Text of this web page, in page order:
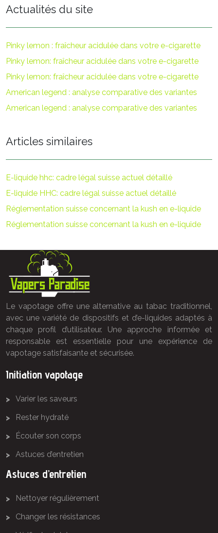
Actualités du site
Pinky lemon : fraîcheur acidulée dans votre e-cigarette
Pinky lemon: fraîcheur acidulée dans votre e-cigarette
Pinky lemon: fraîcheur acidulée dans votre e-cigarette
American legend : analyse comparative des variantes
American legend : analyse comparative des variantes
Articles similaires
E-liquide hhc: cadre légal suisse actuel détaillé
E-liquide HHC: cadre légal suisse actuel détaillé
Réglementation suisse concernant la kush en e-liquide
Réglementation suisse concernant la kush en e-liquide
Le vapotage offre une alternative au tabac traditionnel,
avec une variété de dispositifs et d’e-liquides adaptés à
chaque profil d’utilisateur. Une approche informée et
responsable est essentielle pour une expérience de
vapotage satisfaisante et sécurisée.
Initiation vapotage
Varier les saveurs
Rester hydraté
Écouter son corps
Astuces d’entretien
Astuces d’entretien
Nettoyer régulièrement
Changer les résistances